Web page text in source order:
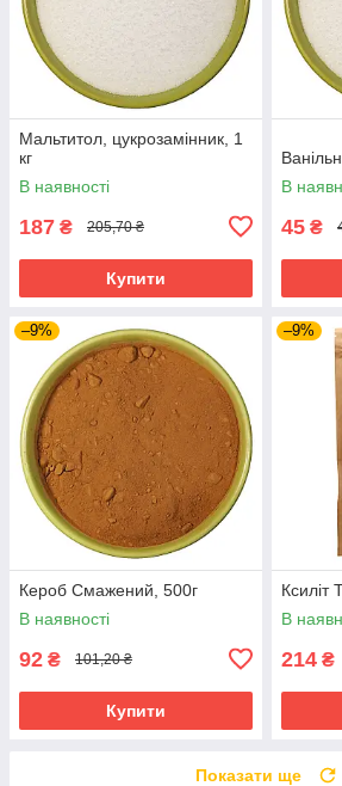
Мальтитол, цукрозамінник, 1
кг
В наявності
187 ₴ 205,70 ₴
Купити
В
45 ₴
–9%
Кероб Смажений, 500г
В наявності
92 ₴ 101,20 ₴
Купити
–9%
Ксиліт
В
214 ₴
Показати ще